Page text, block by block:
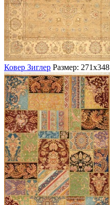
Ковер Зиглер Размер: 271х348